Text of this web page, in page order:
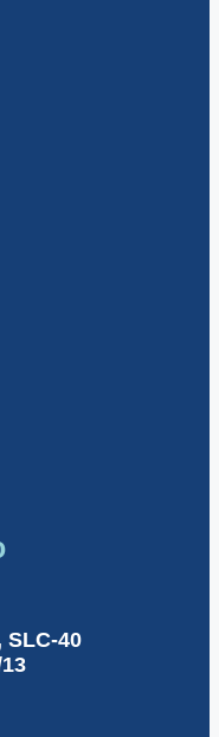
40